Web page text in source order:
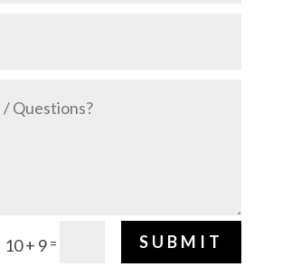
10 + 9 = SUBMIT